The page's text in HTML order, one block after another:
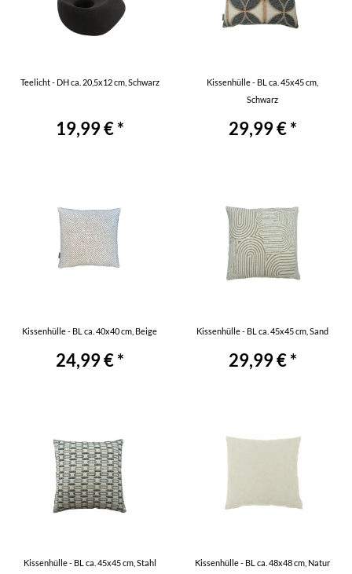
Teelicht - DH ca. 20,5x12 cm, Schwarz
19,99 € *
Kissenhülle - BL ca. 45x45 cm,
Schwarz
29,99 € *
Kissenhülle - BL ca. 40x40 cm, Beige
24,99 € *
Kissenhülle - BL ca. 45x45 cm, Sand
29,99 € *
Kissenhülle - BL ca. 45x45 cm, Stahl Kissenhülle - BL ca. 48x48 cm, Natur